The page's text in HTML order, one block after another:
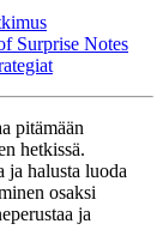
Surprise Notes
pitämään
hetkissä.
ja halusta luoda
osaksi
ja